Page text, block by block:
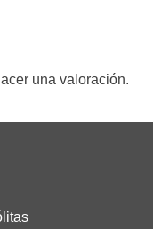
una valoración.